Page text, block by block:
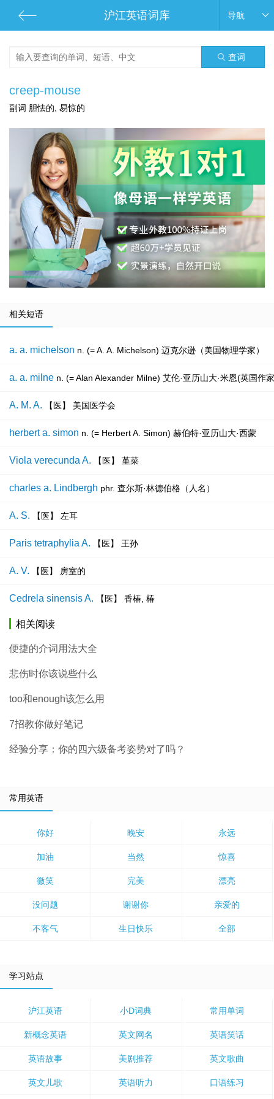
沪江英语词库 导航
查词
creep-mouse
副词 胆怯的, 易惊的
相关短语
a. a. michelson n. (= A. A. Michelson) 迈克尔逊（美国物理学家）
a. a. milne n. (= Alan Alexander Milne) 艾伦·亚历山大·米恩(英国
A. M. A. 【医】 美国医学会
herbert a. simon n. (= Herbert A. Simon) 赫伯特·亚历山大·西蒙
Viola verecunda A. 【医】 堇菜
charles a. Lindbergh phr. 查尔斯·林德伯格（人名）
A. S. 【医】 左耳
Paris tetraphylia A. 【医】 王孙
A. V. 【医】 房室的
Cedrela sinensis A. 【医】 香椿, 椿
相关阅读
便捷的介词用法大全
悲伤时你该说些什么
too和enough该怎么用
7招教你做好笔记
经验分享：你的四六级备考姿势对了吗？
常用英语
你好 晚安 永远
加油 当然 惊喜
微笑 完美 漂亮
没问题 谢谢你 亲爱的
不客气 生日快乐 全部
学习站点
沪江英语 小D词典 常用单词
新概念英语 英文网名 英语笑话
英语故事 美剧推荐 英文歌曲
英文儿歌 英语听力 口语练习